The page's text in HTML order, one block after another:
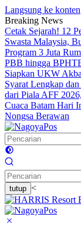
Langsung ke konten
Breaking News
Cetak Sejarah! 12
Swasta Malaysia,
Program 3 Juta
PBB hingga
Siapkan UKW
Syarat Lengkap
dari Piala AFF
Cuaca Batam Hari
Nongsa Berawan
tutup <